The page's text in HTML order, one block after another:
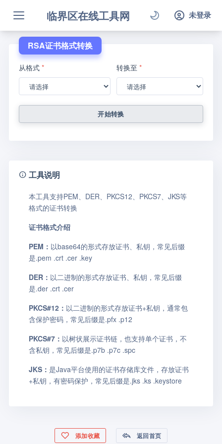
临界区在线工具网 未登录
RSA证书格式转换
从格式 * 转换至 *
开始转换
工具说明
本工具支持PEM、DER、PKCS12、PKCS7、JKS等
格式的证书转换
证书格式介绍
PEM： 以base64的形式存放证书、私钥，常见后缀
是.pem .crt .cer .key
DER： 以二进制的形式存放证书、私钥，常见后缀
是.der .crt .cer
PKCS#12： 以二进制的形式存放证书+私钥，通常包
含保护密码，常见后缀是.pfx .p12
PKCS#7： 以树状展示证书链，也支持单个证书，不
含私钥，常见后缀是.p7b .p7c .spc
JKS： 是Java平台使用的证书存储库文件，存放证书
+私钥，有密码保护，常见后缀是.jks .ks .keystore
添加收藏 返回首页